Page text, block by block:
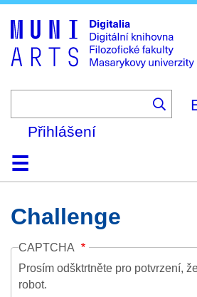
to
main
content
Přihlášení
DomůKolekce
Prohlížení
Vyhledávání
O platformě
Nápověda
KontaktDigitalia
Challenge
CAPTCHA
Prosím odšktrtněte pro potvrzení,
robot.